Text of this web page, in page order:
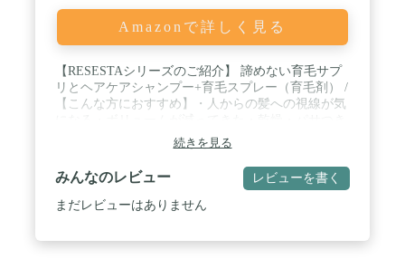
Amazonで詳しく見る
【RESESTAシリーズのご紹介】 諦めない育毛サプ
リとヘアケアシャンプー+育毛スプレー（育毛剤） /
【こんな方におすすめ】・人からの髪への視線が気
が気になる。そんなお悩みを抱えている方におすす
めです。 / 【豊富な成分】ケラチン7500mg・ノコギ
リヤシ2250mg・19種の成分(ミレットエキス・大豆
イソフラボン・トマトリコピン・コラーゲンペプチ
ド・黒胡椒・海藻抽出物・コエンザイム・銀杏葉エ
続きを見る
みんなのレビュー レビューを書く
まだレビューはありません